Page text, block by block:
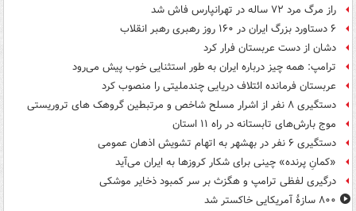
راز مرگ مرد ۷۲ ساله در تهرانپارس فاش شد
۶ دستاورد بزرگ ایران در ۱۶۰ روز رهبری رهبر انقلاب
دشان از دست عربستان فرار کرد
ترامپ: همه چیز درباره ایران به طور استثنایی خوب پیش می‌رود
عربستان فرمانده ائتلاف دریایی چندملیتی را منصوب کرد
دستگیری ۸ نفر از اشرار مسلح شاخص و مرتبطین گروهک های تروریستی
موج بارش‌های تابستانه در راه ۱۱ استان
دستگیری ۶ نفر در بهشهر به اتهام تشویش اذهان عمومی
«کمانِ پرنده» چینی برای شکار کروزها به ایران می‌آید
درگیری لفظی ترامپ و هگزث بر سر کمبود ذخایر موشکی
۸۰۰ سازۀ آمریکایی خاکستر شد